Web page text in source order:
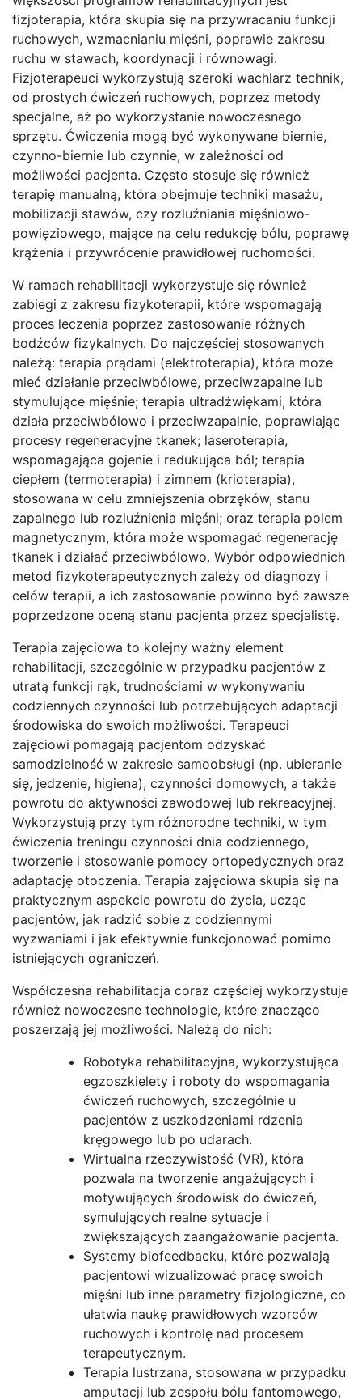
fizjoterapia, która skupia się na przywracaniu funkcji
ruchowych, wzmacnianiu mięśni, poprawie zakresu
ruchu w stawach, koordynacji i równowagi.
Fizjoterapeuci wykorzystują szeroki wachlarz technik,
od prostych ćwiczeń ruchowych, poprzez metody
specjalne, aż po wykorzystanie nowoczesnego
sprzętu. Ćwiczenia mogą być wykonywane biernie,
czynno-biernie lub czynnie, w zależności od
możliwości pacjenta. Często stosuje się również
terapię manualną, która obejmuje techniki masażu,
mobilizacji stawów, czy rozluźniania mięśniowo-
powięziowego, mające na celu redukcję bólu, poprawę
krążenia i przywrócenie prawidłowej ruchomości.
W ramach rehabilitacji wykorzystuje się również
zabiegi z zakresu fizykoterapii, które wspomagają
proces leczenia poprzez zastosowanie różnych
bodźców fizykalnych. Do najczęściej stosowanych
należą: terapia prądami (elektroterapia), która może
mieć działanie przeciwbólowe, przeciwzapalne lub
stymulujące mięśnie; terapia ultradźwiękami, która
działa przeciwbólowo i przeciwzapalnie, poprawiając
procesy regeneracyjne tkanek; laseroterapia,
wspomagająca gojenie i redukująca ból; terapia
ciepłem (termoterapia) i zimnem (krioterapia),
stosowana w celu zmniejszenia obrzęków, stanu
zapalnego lub rozluźnienia mięśni; oraz terapia polem
magnetycznym, która może wspomagać regenerację
tkanek i działać przeciwbólowo. Wybór odpowiednich
metod fizykoterapeutycznych zależy od diagnozy i
celów terapii, a ich zastosowanie powinno być zawsze
poprzedzone oceną stanu pacjenta przez specjalistę.
Terapia zajęciowa to kolejny ważny element
rehabilitacji, szczególnie w przypadku pacjentów z
utratą funkcji rąk, trudnościami w wykonywaniu
codziennych czynności lub potrzebujących adaptacji
środowiska do swoich możliwości. Terapeuci
zajęciowi pomagają pacjentom odzyskać
samodzielność w zakresie samoobsługi (np. ubieranie
się, jedzenie, higiena), czynności domowych, a także
powrotu do aktywności zawodowej lub rekreacyjnej.
Wykorzystują przy tym różnorodne techniki, w tym
ćwiczenia treningu czynności dnia codziennego,
tworzenie i stosowanie pomocy ortopedycznych oraz
adaptację otoczenia. Terapia zajęciowa skupia się na
praktycznym aspekcie powrotu do życia, ucząc
pacjentów, jak radzić sobie z codziennymi
wyzwaniami i jak efektywnie funkcjonować pomimo
istniejących ograniczeń.
Współczesna rehabilitacja coraz częściej wykorzystuje
również nowoczesne technologie, które znacząco
poszerzają jej możliwości. Należą do nich:
Robotyka rehabilitacyjna, wykorzystująca
egzoszkielety i roboty do wspomagania
ćwiczeń ruchowych, szczególnie u
pacjentów z uszkodzeniami rdzenia
kręgowego lub po udarach.
Wirtualna rzeczywistość (VR), która
pozwala na tworzenie angażujących i
motywujących środowisk do ćwiczeń,
symulujących realne sytuacje i
zwiększających zaangażowanie pacjenta.
Systemy biofeedbacku, które pozwalają
pacjentowi wizualizować pracę swoich
mięśni lub inne parametry fizjologiczne, co
ułatwia naukę prawidłowych wzorców
ruchowych i kontrolę nad procesem
terapeutycznym.
Terapia lustrzana, stosowana w przypadku
amputacji lub zespołu bólu fantomowego,